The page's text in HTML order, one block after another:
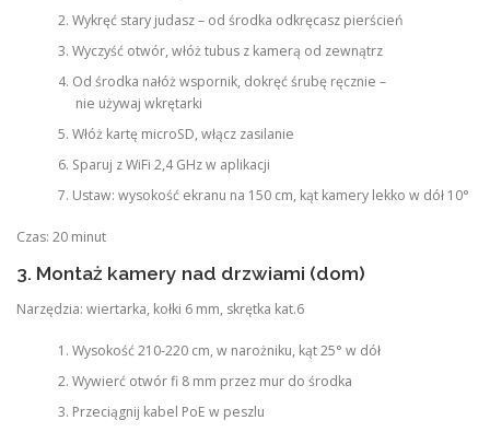
Wykręć stary judasz – od środka odkręcasz pierścień
Wyczyść otwór, włóż tubus z kamerą od zewnątrz
Od środka nałóż wspornik, dokręć śrubę ręcznie –
nie używaj wkrętarki
Włóż kartę microSD, włącz zasilanie
Sparuj z WiFi 2,4 GHz w aplikacji
Ustaw: wysokość ekranu na 150 cm, kąt kamery lekko w dół 10°
Czas: 20 minut
3. Montaż kamery nad drzwiami (dom)
Narzędzia: wiertarka, kołki 6 mm, skrętka kat.6
Wysokość 210-220 cm, w narożniku, kąt 25° w dół
Wywierć otwór fi 8 mm przez mur do środka
Przeciągnij kabel PoE w peszlu